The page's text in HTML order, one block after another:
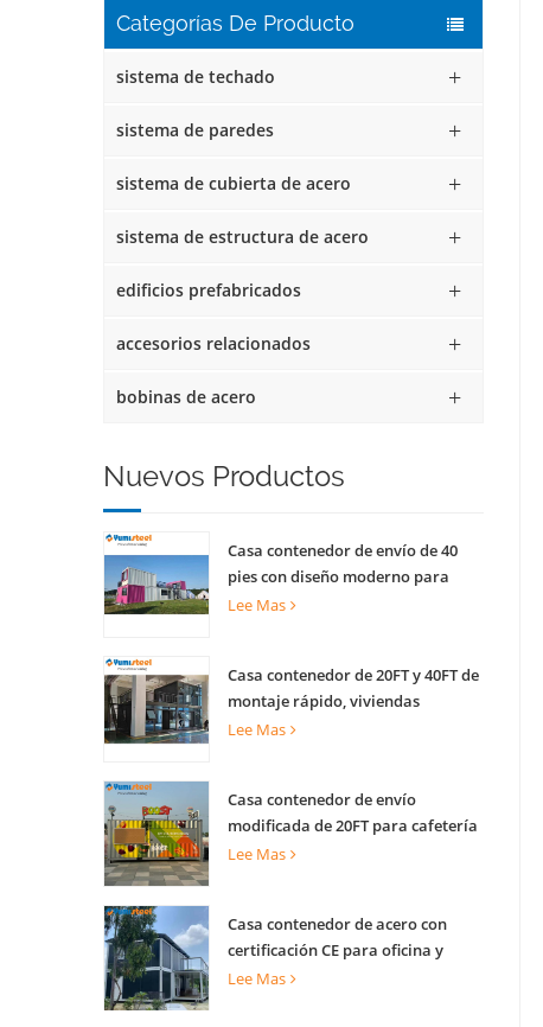
Categorías De Producto
sistema de techado
sistema de paredes
sistema de cubierta de acero
sistema de estructura de acero
edificios prefabricados
accesorios relacionados
bobinas de acero
Nuevos Productos
Casa contenedor de envío de 40
pies con diseño moderno para
quiosco comercial callejero tienda
Lee Mas
Casa contenedor de 20FT y 40FT de
montaje rápido, viviendas
prefabricadas para vivir
Lee Mas
Casa contenedor de envío
modificada de 20FT para cafetería
creativa, oficina y actividades
Lee Mas
Casa contenedor de acero con
certificación CE para oficina y
vivienda
Lee Mas